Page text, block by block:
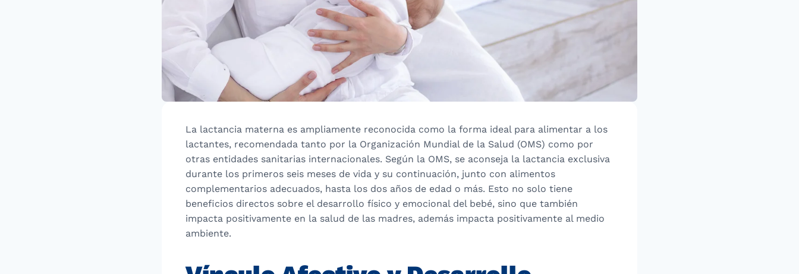
La lactancia materna es ampliamente reconocida como la forma ideal para alimentar a los
lactantes, recomendada tanto por la Organización Mundial de la Salud (OMS) como por
otras entidades sanitarias internacionales. Según la OMS, se aconseja la lactancia exclusiva
durante los primeros seis meses de vida y su continuación, junto con alimentos
complementarios adecuados, hasta los dos años de edad o más. Esto no solo tiene
beneficios directos sobre el desarrollo físico y emocional del bebé, sino que también
impacta positivamente en la salud de las madres, además impacta positivamente al medio
ambiente.